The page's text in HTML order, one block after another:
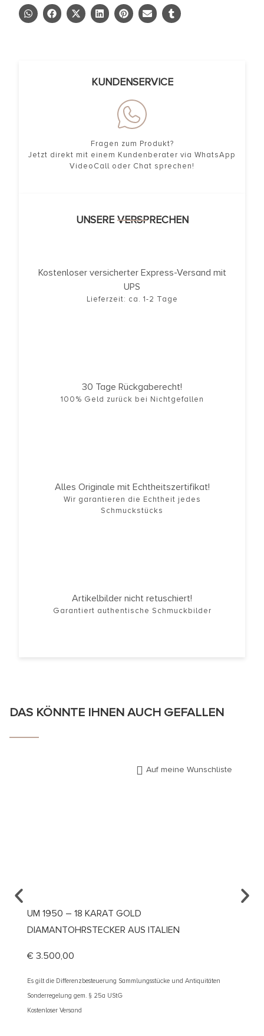
KUNDENSERVICE
Fragen zum Produkt?
Jetzt direkt mit einem Kundenberater via WhatsApp
VideoCall oder Chat sprechen!
UNSERE VERSPRECHEN
Kostenloser versicherter Express-Versand mit
UPS
Lieferzeit: ca. 1-2 Tage
30 Tage Rückgaberecht!
100% Geld zurück bei Nichtgefallen
Alles Originale mit Echtheitszertifikat!
Wir garantieren die Echtheit jedes
Schmuckstücks
Artikelbilder nicht retuschiert!
Garantiert authentische Schmuckbilder
DAS KÖNNTE IHNEN AUCH GEFALLEN
Auf meine Wunschliste
UM 1950 – 18 KARAT GOLD
DIAMANTOHRSTECKER AUS ITALIEN
€ 3.500,00
Es gilt die Differenzbesteuerung Sammlungsstücke und Antiquitäten
Sonderregelung gem. § 25a UStG
Kostenloser Versand